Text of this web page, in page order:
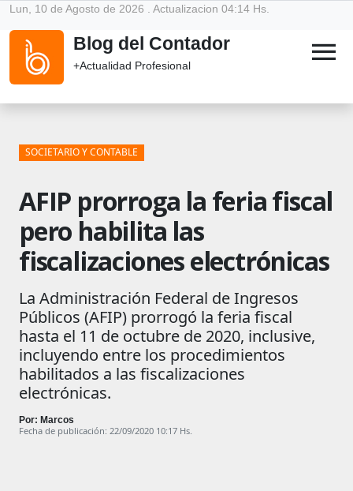
Lun, 10 de Agosto de 2026 . Actualizacion 04:14 Hs.
Blog del Contador
+Actualidad Profesional menu
SOCIETARIO Y CONTABLE
AFIP prorroga la feria fiscal
pero habilita las
fiscalizaciones electrónicas
La Administración Federal de Ingresos
Públicos (AFIP) prorrogó la feria fiscal
hasta el 11 de octubre de 2020, inclusive,
incluyendo entre los procedimientos
habilitados a las fiscalizaciones
electrónicas.
Por: Marcos
Fecha de publicación: 22/09/2020 10:17 Hs.